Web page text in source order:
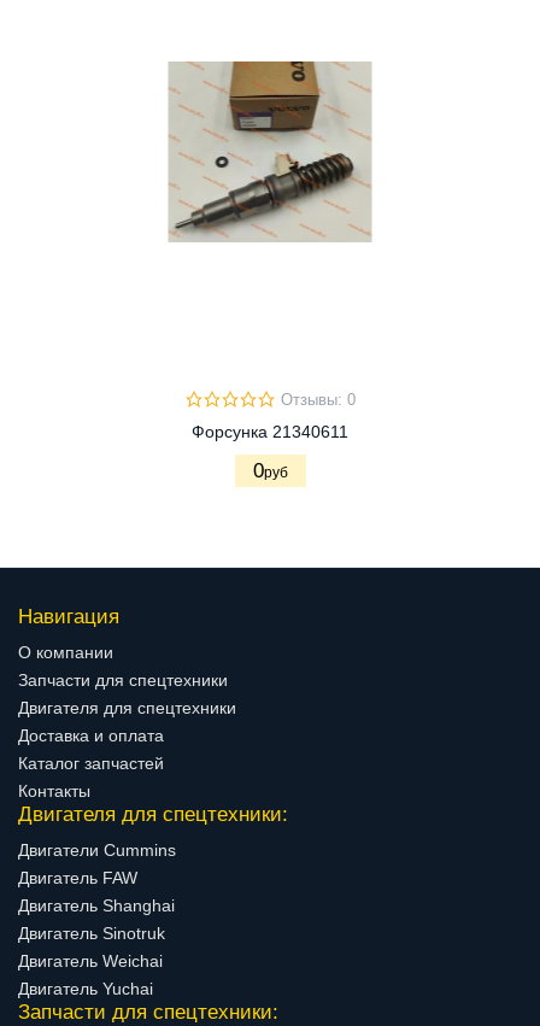
Отзывы: 0
Форсунка 21340611
0руб
Навигация
О компании
Запчасти для спецтехники
Двигателя для спецтехники
Доставка и оплата
Каталог запчастей
Контакты
Двигателя для спецтехники:
Двигатели Cummins
Двигатель FAW
Двигатель Shanghai
Двигатель Sinotruk
Двигатель Weichai
Двигатель Yuchai
Запчасти для спецтехники: